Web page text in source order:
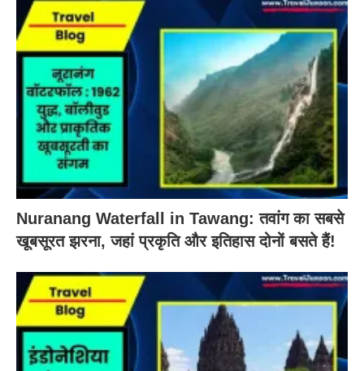
Nuranang Waterfall in Tawang: तवांग का सबसे
खूबसूरत झरना, जहां प्रकृति और इतिहास दोनों बसते हैं!